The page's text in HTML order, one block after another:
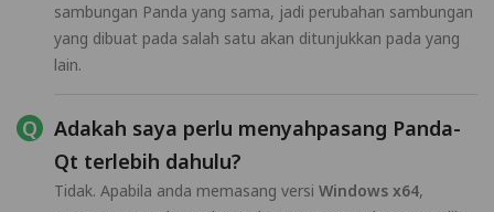
sambungan Panda yang sama, jadi perubahan sambungan
yang dibuat pada salah satu akan ditunjukkan pada yang
lain.
Adakah saya perlu menyahpasang Panda-
Qt terlebih dahulu?
Tidak. Apabila anda memasang versi Windows x64,